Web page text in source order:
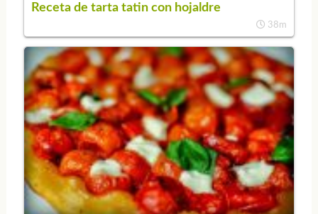
Receta de tarta tatin con hojaldre
38m